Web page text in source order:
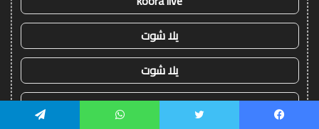
يلا شوت
يلا شوت
كورة اون لاين - kora onli